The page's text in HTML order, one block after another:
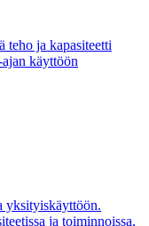
teho ja kapasiteetti
käyttöön
yksityiskäyttöön.
ja toiminnoissa,